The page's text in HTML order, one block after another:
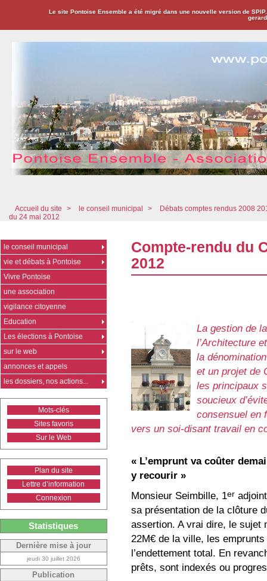
Le site Pontoise Ensemble a été migré dans une nouvelle version de
Accueil du site > le conseil municipal >
Débats comptes rendus 2008
du 24 mai 2012
Compte-rendu du
2012
La gestion de
l’Architecture
la
et un projet de
les principaux
soucieux
consensuel en
vers un soi-disant travail en
« L’emprunt va coûter
y recourir »
Monsieur Seimbille, 1er
sa présentation de la clôture
assertion. A vrai dire, le sujet
22M€ de la ville, les
l’endettement total. En
prêts, sont indexés ou
le conseil municipal
vie et débats à Pontoise
Vivre Pontoise
une association
vigilance citoyenne
Education
Les élections à Pontoise
sur le web
annonces et appels
les dossiers, nos actions...
Mots-clés
Sites favoris
Sur le Web
Plan du site
Lettre d’information
Connexion
Statistiques
Dernière mise à jour
jeudi 30 juillet 2026
Publication